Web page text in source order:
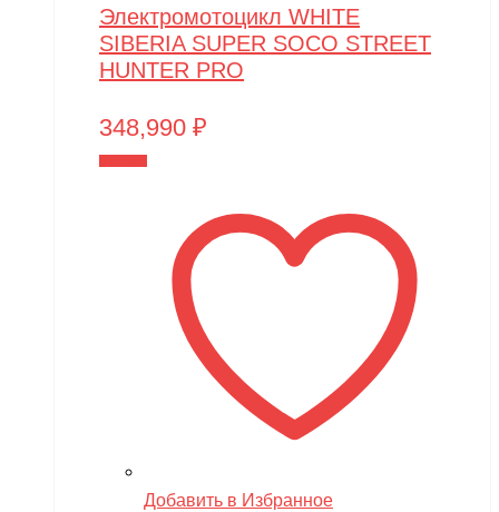
Электромотоцикл WHITE
SIBERIA SUPER SOCO STREET
HUNTER PRO
348,990 ₽
Добавить в Избранное